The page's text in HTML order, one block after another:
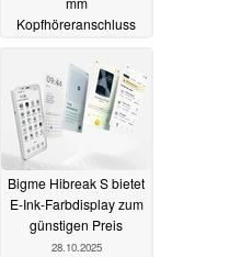
Kopfhöreranschluss
Bigme Hibreak S bietet
E-Ink-Farbdisplay zum
günstigen Preis
28.10.2025